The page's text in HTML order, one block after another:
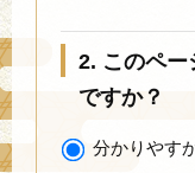
2. このペー
ですか？
分かりやす